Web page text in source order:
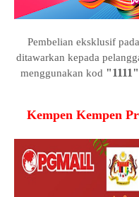
Pembelian eksklusif pada
ditawarkan kepada
menggunakan kod "1111"
Kempen Kempen